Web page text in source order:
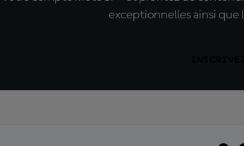
exceptionnelles ainsi que